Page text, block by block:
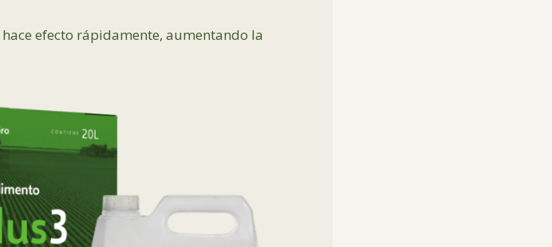
hace efecto rápidamente, aumentando la